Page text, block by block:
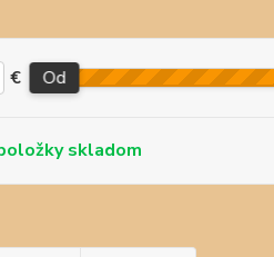
€ Od
skladom